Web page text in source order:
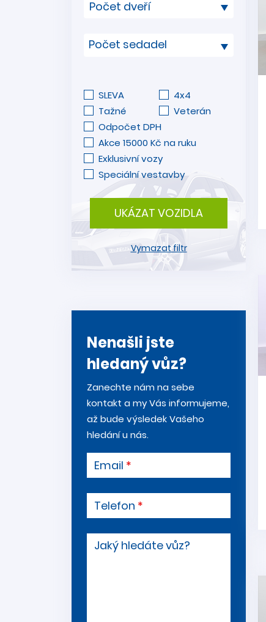
Počet sedadel
SLEVA
4x4
Tažné
Veterán
Odpočet DPH
Akce 15000 Kč na ruku
Exklusivní vozy
Speciální vestavby
UKÁZAT VOZIDLA
Vymazat filtr
Nenašli jste
hledaný vůz?
Zanechte nám na sebe
kontakt a my Vás informujeme,
až bude výsledek Vašeho
hledání u nás.
Email
Telefon
Jaký hledáte vůz?